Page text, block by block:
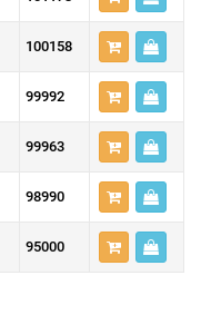
100158
99992
99963
98990
95000